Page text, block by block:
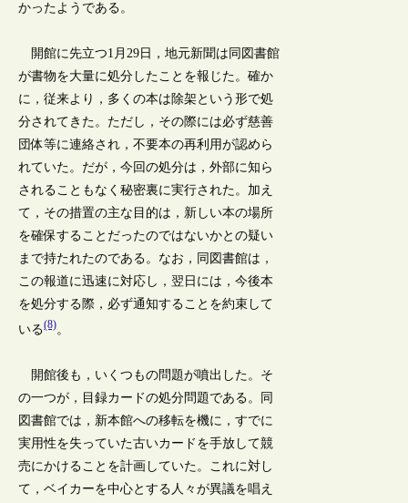
かったようである。
開館に先立つ1月29日，地元新聞は同図書館
が書物を大量に処分したことを報じた。確か
に，従来より，多くの本は除架という形で処
分されてきた。ただし，その際には必ず慈善
団体等に連絡され，不要本の再利用が認めら
れていた。だが，今回の処分は，外部に知ら
されることもなく秘密裏に実行された。加え
て，その措置の主な目的は，新しい本の場所
を確保することだったのではないかとの疑い
まで持たれたのである。なお，同図書館は，
この報道に迅速に対応し，翌日には，今後本
を処分する際，必ず通知することを約束して
いる(8)。
開館後も，いくつもの問題が噴出した。そ
の一つが，目録カードの処分問題である。同
図書館では，新本館への移転を機に，すでに
実用性を失っていた古いカードを手放して競
売にかけることを計画していた。これに対し
て，ベイカーを中心とする人々が異議を唱え